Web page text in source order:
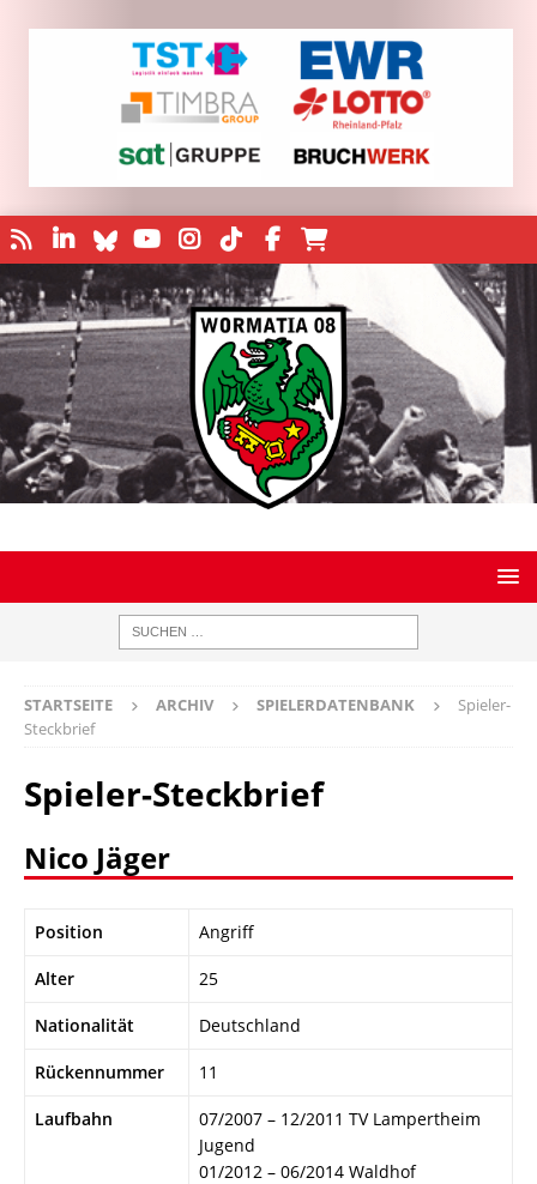
STARTSEITE ARCHIV SPIELERDATENBANK
Spieler-
Steckbrief
Spieler-Steckbrief
Nico Jäger
Position Angriff
Alter 25
Nationalität Deutschland
Rückennummer 11
Laufbahn
07/2007 – 12/2011 TV Lampertheim
Jugend
01/2012 – 06/2014 Waldhof